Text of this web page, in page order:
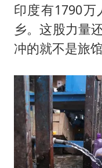
印度有1790
乡。这股力量
冲的就不是旅